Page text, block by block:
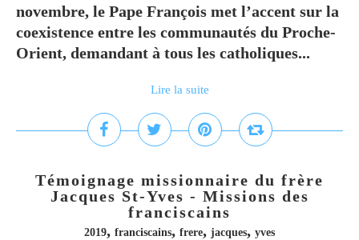
novembre, le Pape François met l’accent sur la
coexistence entre les communautés du Proche-
Orient, demandant à tous les catholiques...
Lire la suite
Témoignage missionnaire du frère
Jacques St-Yves - Missions des
franciscains
2019, franciscains, frere, jacques, yves